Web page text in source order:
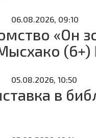
06.08.2026, 09:10
«Он
(6+)
05.08.2026, 10:50
в